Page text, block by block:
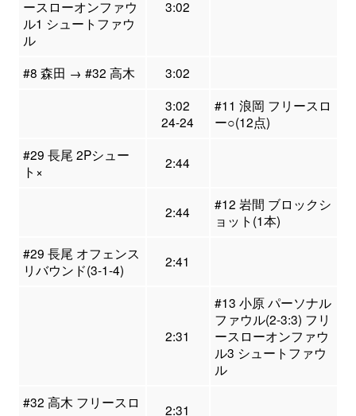
ースローオンファウ
ル1 シュートファウ
ル
3:02
#8 森田 → #32 高木
3:02
3:02
24-24
#11 浪岡 フリースロ
ー○(12点)
#29 長尾 2Pシュー
ト×
2:44
2:44
#12 岩間 ブロックシ
ョット(1本)
#29 長尾 オフェンス
リバウンド(3-1-4)
2:41
2:31
#13 小原 パーソナル
ファウル(2-3:3) フリ
ースローオンファウ
ル3 シュートファウ
ル
#32 高木 フリースロ
2:31